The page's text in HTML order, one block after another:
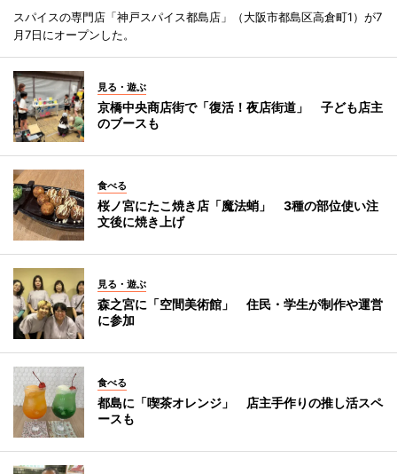
スパイスの専門店「神戸スパイス都島店」（大阪市都島区高倉町1）が7
月7日にオープンした。
見る・遊ぶ
京橋中央商店街で「復活！夜店街道」 子ども店主
のブースも
食べる
桜ノ宮にたこ焼き店「魔法蛸」 3種の部位使い注
文後に焼き上げ
見る・遊ぶ
森之宮に「空間美術館」 住民・学生が制作や運営
に参加
食べる
都島に「喫茶オレンジ」 店主手作りの推し活スペ
ースも